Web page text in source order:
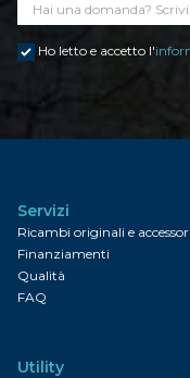
Ho letto e accetto l'
Servizi
Ricambi originali e accessori
Finanziamenti
Qualità
FAQ
Utility